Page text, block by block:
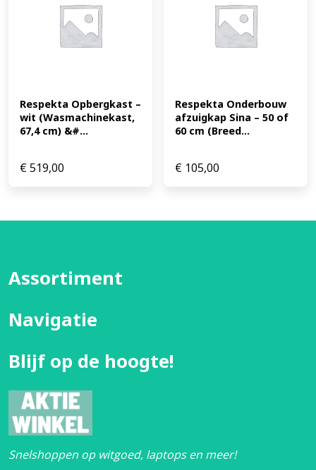
Respekta Opbergkast –
wit (Wasmachinekast,
67,4 cm) &#...
€519,00
Respekta Onderbouw
afzuigkap Sina – 50 of
60 cm (Breed...
€ 105,00
Assortiment
Navigatie
Blijf op de hoogte!
Snelshoppen op witgoed, laptops en meer!